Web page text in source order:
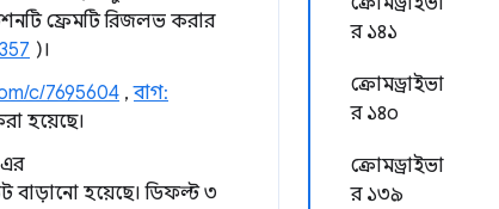
র ১৪১
ক্রোমড্রাইভা
র ১৪০
ক্রোমড্রাইভা
র ১৩৯
ফ্রেমটি রিজলভ করার
)।
c/7695604 ,বাগ:
হয়েছে।
এর
বাড়ানো হয়েছে। ডিফল্ট ৩